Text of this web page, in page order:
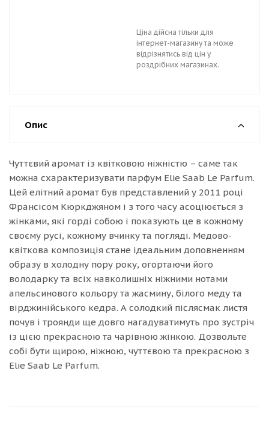
Ціна дійсна тільки для
інтернет-магазину та може
відрізнятись від цін у
роздрібних магазинах.
Опис
Чуттєвий аромат із квітковою ніжністю – саме так
можна схарактеризувати парфум Elie Saab Le Parfum.
Цей елітний аромат був представлений у 2011 році
Франсісом Кюркджяном і з того часу асоціюється з
жінками, які горді собою і показують це в кожному
своєму русі, кожному вчинку та погляді. Медово-
квіткова композиція стане ідеальним доповненням
образу в холодну пору року, огортаючи його
володарку та всіх навколишніх ніжними нотами
апельсинового кольору та жасмину, білого меду та
вірджинійського кедра. А солодкий післясмак листя
почув і троянди ще довго нагадуватимуть про зустріч
із цією прекрасною та чарівною жінкою. Дозвольте
собі бути щирою, ніжною, чуттєвою та прекрасною з
Elie Saab Le Parfum.